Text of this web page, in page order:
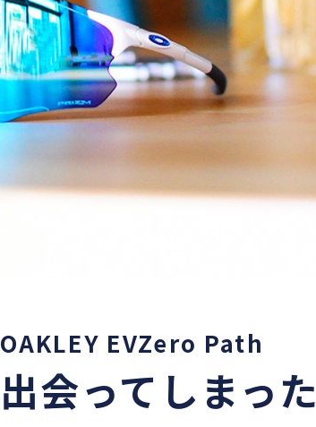
OAKLEY EVZero Path
出会ってしまった